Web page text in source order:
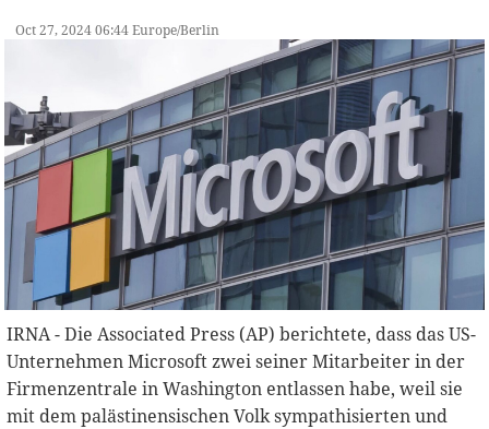
Oct 27, 2024 06:44 Europe/Berlin
IRNA - Die Associated Press (AP) berichtete, dass das US-
Unternehmen Microsoft zwei seiner Mitarbeiter in der
Firmenzentrale in Washington entlassen habe, weil sie
mit dem palästinensischen Volk sympathisierten und